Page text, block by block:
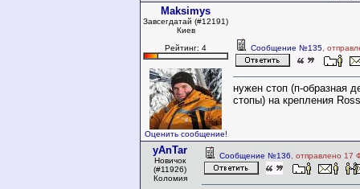
Maksimys
Завсегдатай (#12191)
Киев
Рейтинг: 4
Оценить сообщение!
Сообщение №135 ,
нужен стоп (п-образная
стопы) на крепления
yAnTar
Новичок
(#11926)
Коломия
Сообщение №136 , отправлено 17